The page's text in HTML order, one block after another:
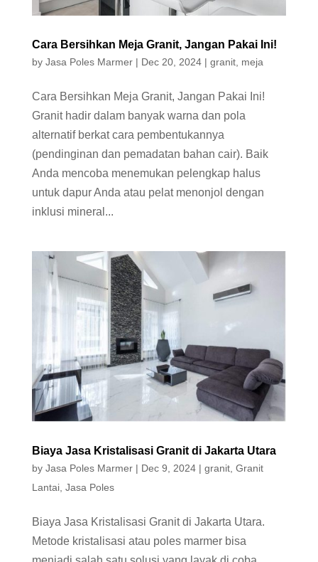
Cara Bersihkan Meja Granit, Jangan Pakai Ini!
by Jasa Poles Marmer| Dec 20, 2024| granit, meja
Cara Bersihkan Meja Granit, Jangan Pakai Ini!
Granit hadir dalam banyak warna dan pola
alternatif berkat cara pembentukannya
(pendinginan dan pemadatan bahan cair). Baik
Anda mencoba menemukan pelengkap halus
untuk dapur Anda atau pelat menonjol dengan
inklusi mineral...
Biaya Jasa Kristalisasi Granit di Jakarta Utara
by Jasa Poles Marmer| Dec 9, 2024| granit, Granit
Lantai, Jasa Poles
Biaya Jasa Kristalisasi Granit di Jakarta Utara.
Metode kristalisasi atau poles marmer bisa